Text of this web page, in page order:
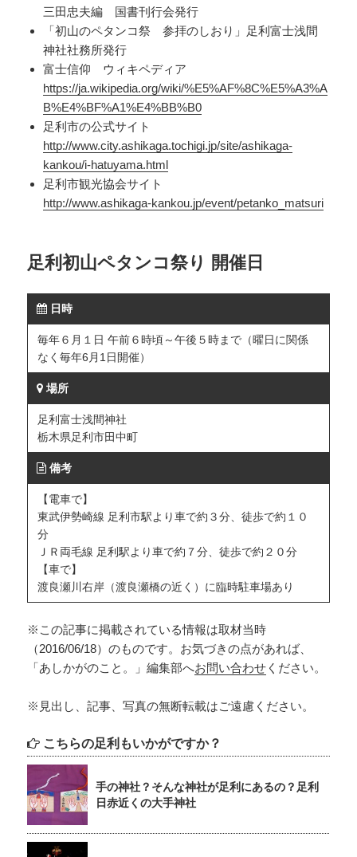
三田忠夫編 国書刊行会発行
「初山のペタンコ祭 参拝のしおり」足利富士浅間
神社社務所発行
富士信仰 ウィキペディア
https://ja.wikipedia.org/wiki/%E5%AF%8C%E5%A3%A
B%E4%BF%A1%E4%BB%B0
足利市の公式サイト
http://www.city.ashikaga.tochigi.jp/site/ashikaga-
kankou/i-hatuyama.html
足利市観光協会サイト
http://www.ashikaga-kankou.jp/event/petanko_matsuri
足利初山ペタンコ祭り 開催日
日時
毎年６月１日 午前６時頃～午後５時まで（曜日に関係
なく毎年6月1日開催）
場所
足利富士浅間神社
栃木県足利市田中町
備考
【電車で】
東武伊勢崎線 足利市駅より車で約３分、徒歩で約１０
分
ＪＲ両毛線 足利駅より車で約７分、徒歩で約２０分
【車で】
渡良瀬川右岸（渡良瀬橋の近く）に臨時駐車場あり
※この記事に掲載されている情報は取材当時
（2016/06/18）のものです。お気づきの点があれば、
「あしかがのこと。」編集部へお問い合わせ ください。
※見出し、記事、写真の無断転載はご遠慮ください。
こちらの足利もいかがですか？
手の神社？そんな神社が足利にあるの？足利
日赤近くの大手神社